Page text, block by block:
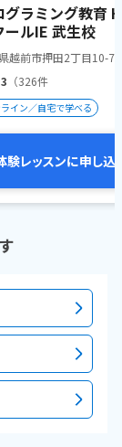
グラミング教育
ールIE 武生校
越前市押田2丁目10-
（326件
イン／自宅で学べる
験レッスンに申し込